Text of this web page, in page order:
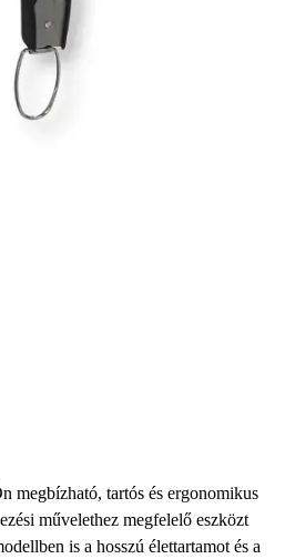
megbízható, tartós és ergonomikus
művelethez megfelelő eszközt
is a hosszú élettartamot és a